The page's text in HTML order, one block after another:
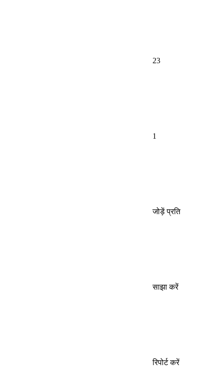
23
1
जोड़ें प्रति
साझा करें
रिपोर्ट करें